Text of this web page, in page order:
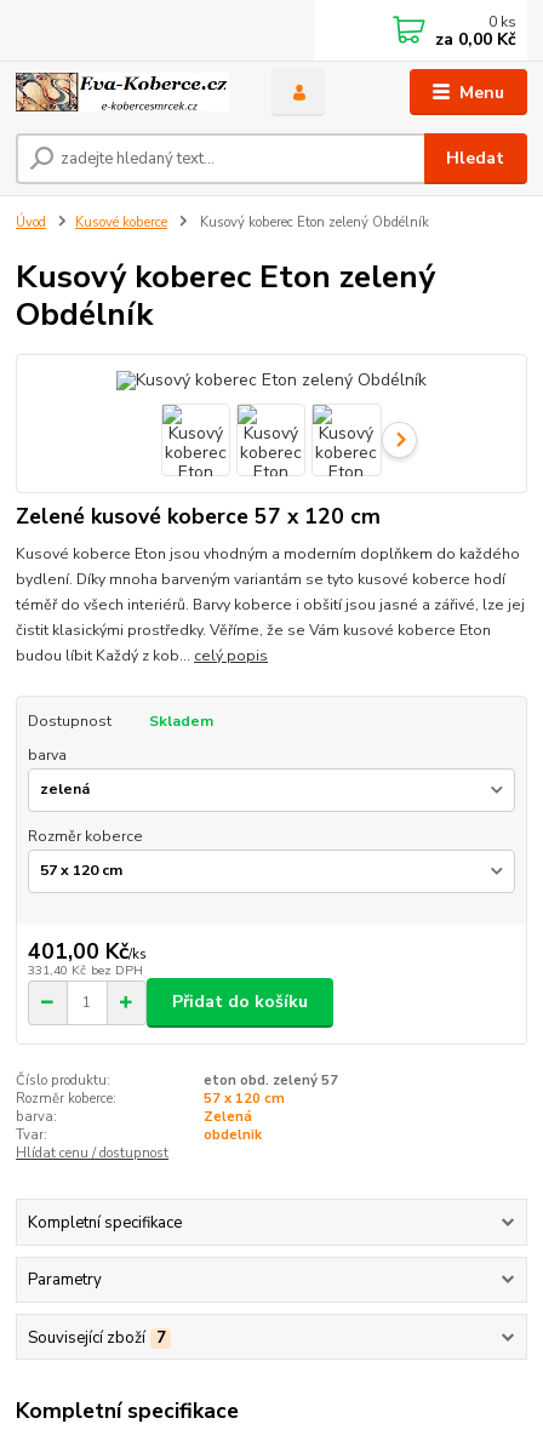
Menu
Hledat
0 ks
za 0,00 Kč
Úvod Kusové koberce Kusový koberec Eton zelený Obdélník
Kusový koberec Eton zelený
Obdélník
Zelené kusové koberce 57 x 120 cm
Kusové koberce Eton jsou vhodným a moderním doplňkem do každého
bydlení. Díky mnoha barveným variantám se tyto kusové koberce hodí
téměř do všech interiérů. Barvy koberce i obšití jsou jasné a zářivé, lze jej
čistit klasickými prostředky. Věříme, že se Vám kusové koberce Eton
budou líbit Každý z kob... celý popis
Dostupnost
Skladem
barva
Rozměr koberce
401,00 Kč/ks
331,40 Kč bez DPH
Přidat do košíku
Číslo produktu:
eton obd. zelený 57
Rozměr koberce:
57 x 120 cm
barva:
Zelená
Tvar:
obdelnik
Hlídat cenu / dostupnost
Kompletní specifikace
Parametry
Související zboží 7
Kompletní specifikace